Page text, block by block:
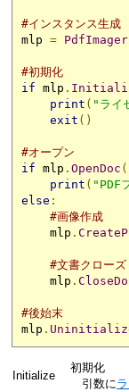
#インスタンス生成
mlp =
#初期化
if mlp .
print ( "ライ
exit ()
#オープン
if mlp . OpenDoc (
print ( "PDF
else :
#画像作成
    mlp
.
#文書クローズ
    mlp
.
#後始末
mlp .
Initialize
初期化
引数に